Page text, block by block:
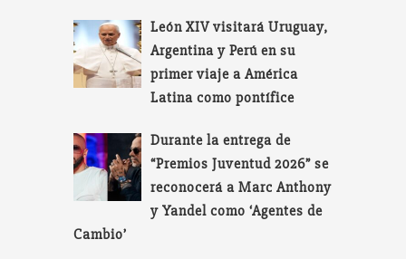
León XIV visitará Uruguay,
Argentina y Perú en su
primer viaje a América
Latina como pontífice
Durante la entrega de
“Premios Juventud 2026” se
reconocerá a Marc Anthony
y Yandel como ‘Agentes de
Cambio’